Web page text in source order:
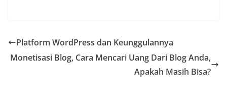
Platform WordPress dan Keunggulannya
Monetisasi Blog, Cara Mencari Uang Dari Blog Anda,
Apakah Masih Bisa?